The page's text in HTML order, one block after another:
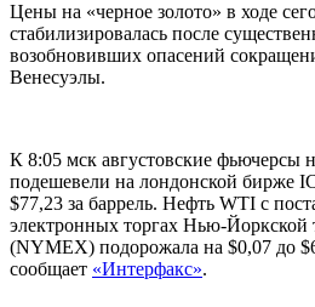
Цены на «черное золото» в ходе
стабилизировалась после
возобновивших опасений
Венесуэлы.
К 8:05 мск августовские фьючерсы
подешевели на лондонской бирже
$77,23 за баррель. Нефть WTI с
электронных торгах Нью-Йоркской
(NYMEX) подорожала на $0,07 до
сообщает «Интерфакс».